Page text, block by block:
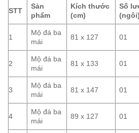
STT
Sản
phẩm
Kích thước
(cm)
Số
(ngôi)
1
Mộ đá ba
mái
81 x 127 01
2
Mộ đá ba
mái
81 x 133 01
3
Mộ đá ba
mái
81 x 147 01
4
Mộ đá ba
mái
89 x 127 01